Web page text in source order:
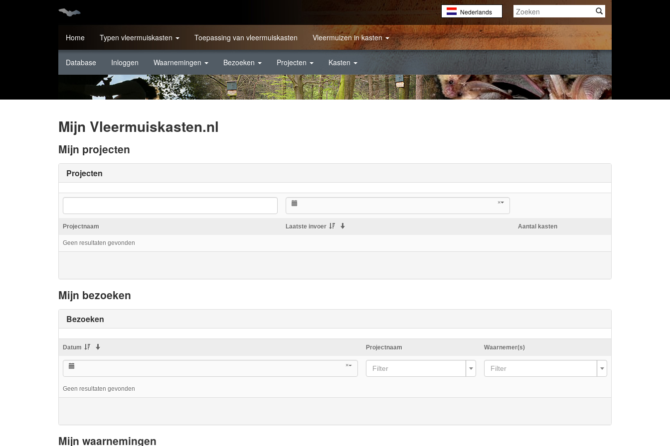
Nederlands
English
Français
Home Typen vleermuiskasten Toepassing van vleermuiskasten Vleermuizen in kasten
Database Inloggen Waarnemingen Bezoeken Projecten Kasten
Mijn Vleermuiskasten.nl
Mijn projecten
Projecten
×
Projectnaam Laatste invoer Aantal kasten
Geen resultaten gevonden
Mijn bezoeken
Bezoeken
Datum Projectnaam Waarnemer(s)
× Filter Filter
Geen resultaten gevonden
Mijn waarnemingen